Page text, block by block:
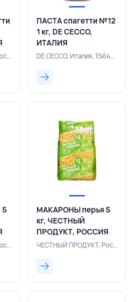
ЧЕСТНЫЙ ПРОДУКТ, Россия, 156400880
ПАСТА спагетти №12
1 кг, DE CECCO,
ИТАЛИЯ
DE CECCO, Италия, 156400696
ЧЕСТНЫЙ ПРОДУКТ, Россия, 156400883
МАКАРОНЫ перья 5
кг, ЧЕСТНЫЙ
ПРОДУКТ, РОССИЯ
ЧЕСТНЫЙ ПРОДУКТ, Россия, 156400881